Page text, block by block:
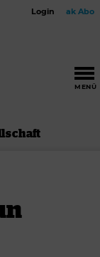
Login ak Abo
MENÜ